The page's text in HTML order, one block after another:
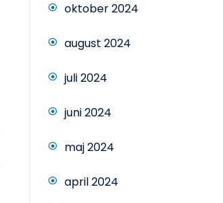
oktober 2024
august 2024
juli 2024
juni 2024
maj 2024
april 2024